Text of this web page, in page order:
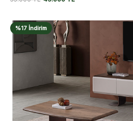
%17 İndirim